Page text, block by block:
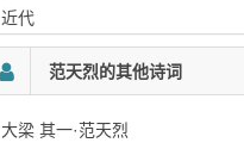
近代
范天烈的其他诗词
大梁 其一·范天烈